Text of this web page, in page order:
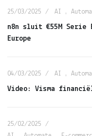
25/03/2025 AI ,
n8n sluit €55M Serie
Europe
04/03/2025 AI ,
Video: Visma
25/02/2025